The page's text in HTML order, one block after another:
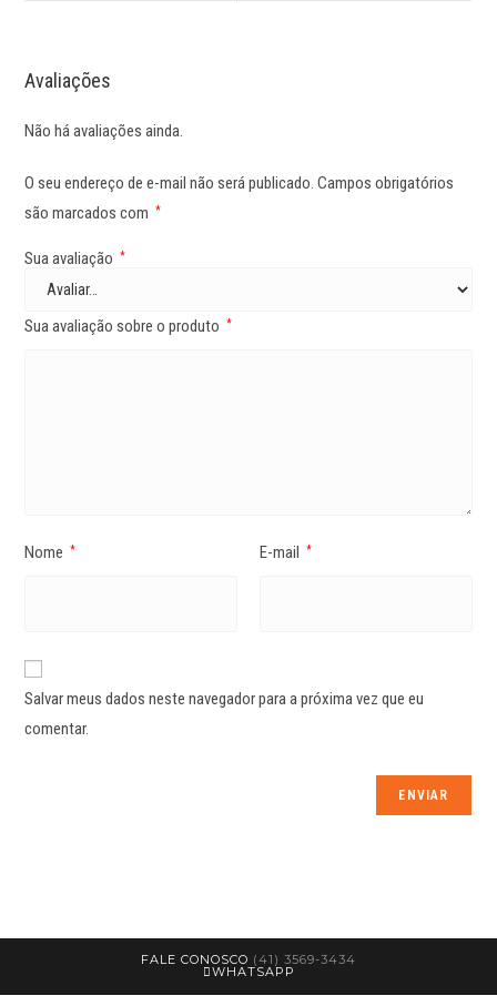
Avaliações
Não há avaliações ainda.
O seu endereço de e-mail não será publicado. Campos obrigatórios
são marcados com
*
Sua avaliação *
Sua avaliação sobre o produto *
Nome * E-mail *
Salvar meus dados neste navegador para a próxima vez que eu
comentar.
FALE CONOSCO (41) 3569-3434
WHATSAPP